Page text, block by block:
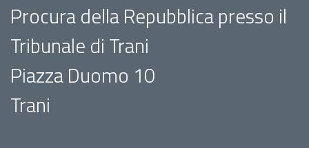
Procura della Repubblica presso il
Tribunale di Trani
Piazza Duomo 10
Trani